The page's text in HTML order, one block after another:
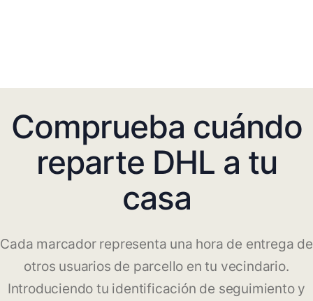
Comprueba cuándo
reparte DHL a tu
casa
Cada marcador representa una hora de entrega de
otros usuarios de parcello en tu vecindario.
Introduciendo tu identificación de seguimiento y